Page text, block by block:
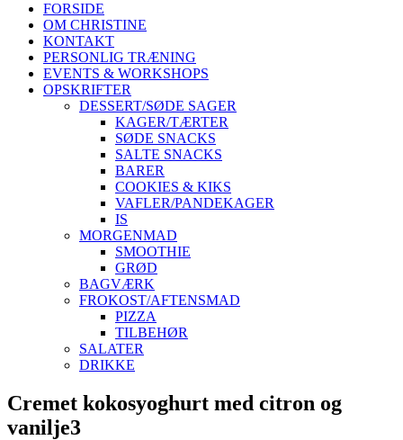
FORSIDE
OM CHRISTINE
KONTAKT
PERSONLIG TRÆNING
EVENTS & WORKSHOPS
OPSKRIFTER
DESSERT/SØDE SAGER
KAGER/TÆRTER
SØDE SNACKS
SALTE SNACKS
BARER
COOKIES & KIKS
VAFLER/PANDEKAGER
IS
MORGENMAD
SMOOTHIE
GRØD
BAGVÆRK
FROKOST/AFTENSMAD
PIZZA
TILBEHØR
SALATER
DRIKKE
Skip
to
content
Cremet kokosyoghurt med citron og
vanilje3